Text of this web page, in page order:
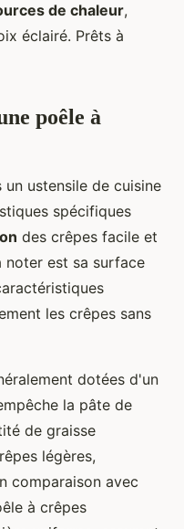
de chaleur,
éclairé. Prêts à
poêle à
un ustensile de cuisine
spécifiques
des crêpes facile et
noter est sa surface
les crêpes sans
dotées d'un
la pâte de
de graisse
légères,
comparaison avec
à crêpes